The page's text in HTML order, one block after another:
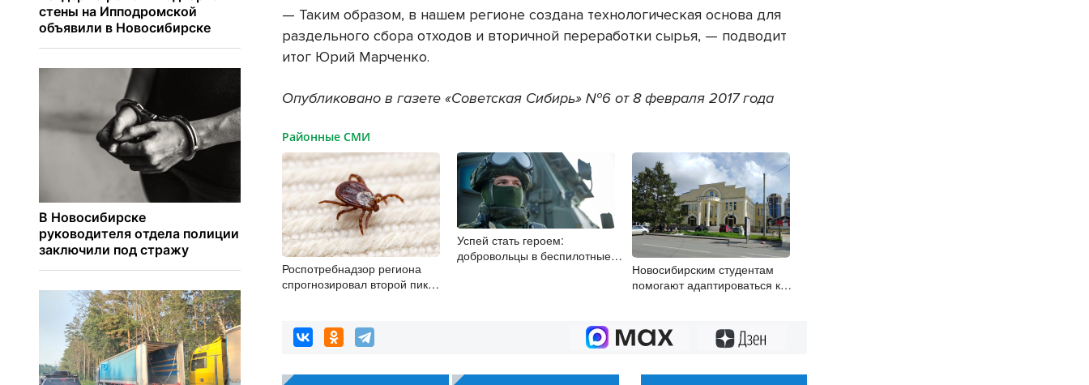
— Таким образом, в нашем регионе создана технологическая основа для
раздельного сбора отходов и вторичной переработки сырья, — подводит
итог Юрий Марченко.
Опубликовано в газете «Советская Сибирь» №6 от 8 февраля 2017 года
Районные СМИ
Роспотребнадзор региона
спрогнозировал второй пик
Успей стать героем:
добровольцы в беспилотные
Новосибирским студентам
помогают адаптироваться к